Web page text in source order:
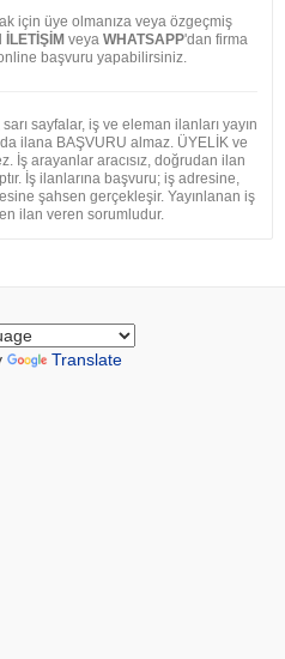
için üye olmanıza veya özgeçmiş
İLETİŞİM veya WHATSAPP'dan firma
başvuru yapabilirsiniz.
sayfalar, iş ve eleman ilanları yayın
ilana BAŞVURU almaz. ÜYELİK ve
İş arayanlar aracısız, doğrudan ilan
İş ilanlarına başvuru; iş adresine,
şahsen gerçekleşir. Yayınlanan iş
ilan veren sorumludur.
Translate